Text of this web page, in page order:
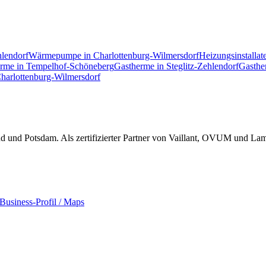
Wärmepumpe in Charlottenburg-Wilmersdorf
in Tempelhof-SchönebergGastherme in Steglitz-Zehlendorf
Wilmersdorf
Potsdam. Als zertifizierter Partner von Vaillant, OVUM und
Profil / Maps